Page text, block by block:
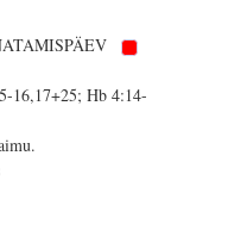
16,17+25; Hb 4:14-